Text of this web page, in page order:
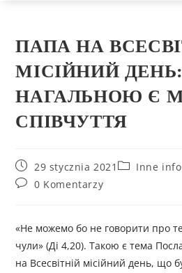
ПАПА НА
МІСІЙНИЙ
НАГАЛЬНОЮ Є
СПІВЧУТТЯ
29 stycznia 2021
Inne
0 Komentarzy
«Не можемо бо не говорити про
чули» (Ді 4,20). Такою є тема
на Всесвітній місійний день, що